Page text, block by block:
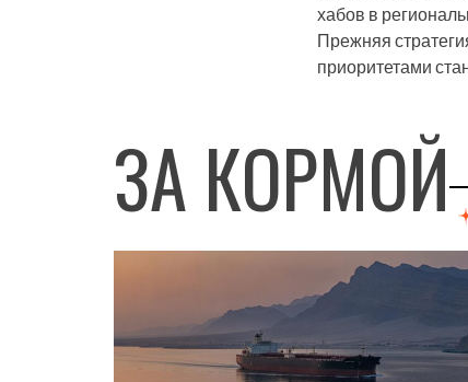
хабов в
Прежняя
приоритетами
ЗА КОРМОЙ